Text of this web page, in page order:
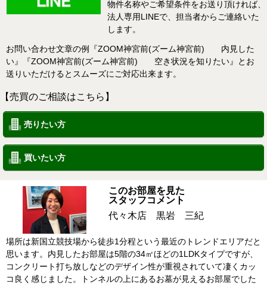
物件名称やご希望条件をお送り頂ければ、
法人専用LINEで、担当者からご連絡いた
します。
お問い合わせ文章の例『ZOOM神宮前(ズーム神宮前) 内見した
い』『ZOOM神宮前(ズーム神宮前) 空き状況を知りたい』とお
送りいただけるとスムーズにご対応出来ます。
【売買のご相談はこちら】
売りたい方
買いたい方
このお部屋を見た
スタッフコメント
代々木店 黒岩 三紀
場所は新国立競技場から徒歩1分程という最近のトレンドエリアだと
思います。内見したお部屋は5階の34㎡ほどの1LDKタイプですが、
コンクリート打ち放しなどのデザイン性が重視されていて凄くカッ
コ良く感じました。トンネルの上にあるお墓が見えるお部屋でした